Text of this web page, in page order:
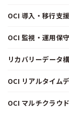
OCI 導入・移行支
OCI 監視・運用保
リカバリーデータ
OCI リアルタイム
OCI マルチクラウ